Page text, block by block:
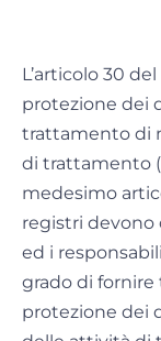
L’articolo 30
protezione dei
trattamento di
di trattamento
medesimo
registri devono
ed i
grado di fornire
protezione dei